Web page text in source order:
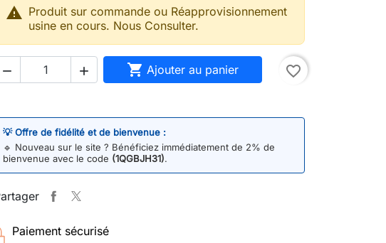
 Produit sur commande ou Réapprovisionnement
usine en cours. Nous Consulter.
   Ajouter au panier favorite_border
💡 Offre de fidélité et de bienvenue :
🔹 Nouveau sur le site ? Bénéficiez immédiatement de 2% de
bienvenue avec le code (1QGBJH31).
Paiement sécurisé